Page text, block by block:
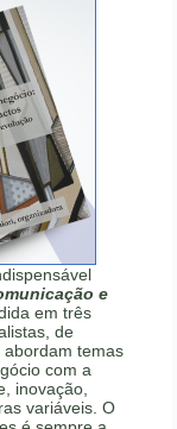
e
em três
de
temas
com a
inovação,
variáveis. O